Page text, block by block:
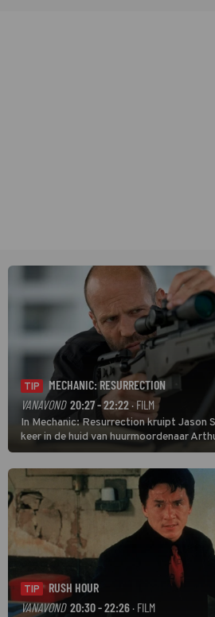
TIP
MECHANIC: RESURRECTION
VANAVOND 20:27 - 22:22· FILM
In Mechanic: Resurrection kruipt Jason
keer in de huid van huurmoordenaar
donder op kunt zeggen dat er van
veel terechtkomt.
TIP
RUSH HOUR
VANAVOND 20:30 - 22:26 · FILM